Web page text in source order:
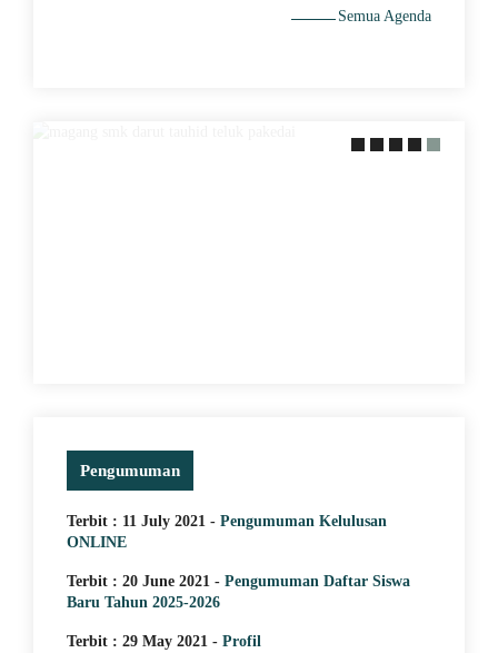
Semua Agenda
Pengumuman
Terbit : 11 July 2021 - Pengumuman Kelulusan
ONLINE
Terbit : 20 June 2021 - Pengumuman Daftar Siswa
Baru Tahun 2025-2026
Terbit : 29 May 2021 - Profil